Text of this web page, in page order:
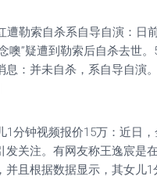
遭勒索自杀系自导自演：日
噢”疑遭到勒索后自杀去世。
息：并未自杀，系自导自演
1分钟视频报价15万：近日
发关注。有网友称王逸宸是
并且根据数据显示，其女儿1